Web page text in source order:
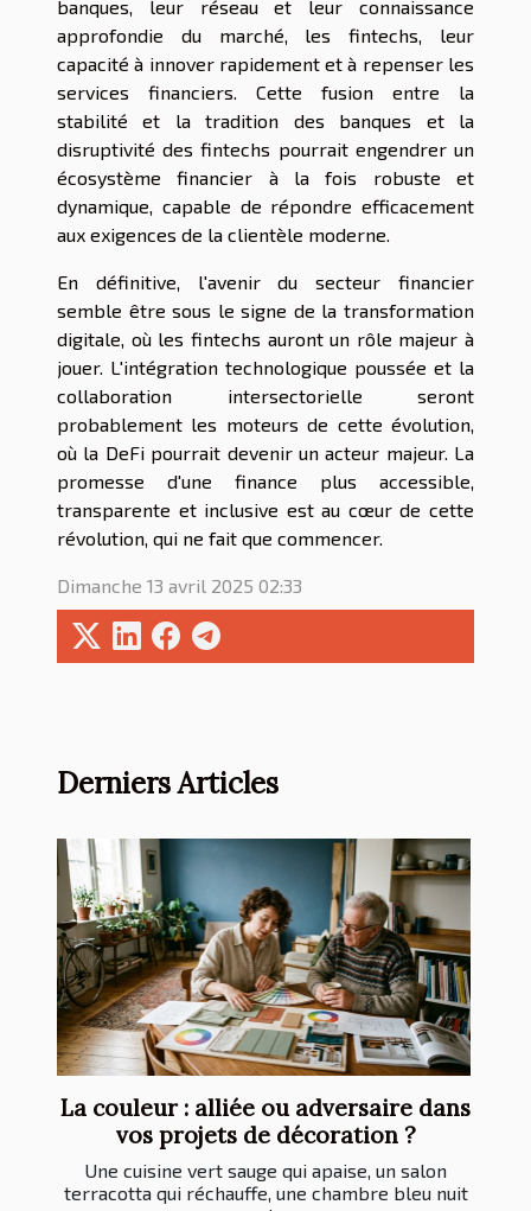
banques, leur réseau et leur connaissance
approfondie du marché, les fintechs, leur
capacité à innover rapidement et à repenser les
services financiers. Cette fusion entre la
stabilité et la tradition des banques et la
disruptivité des fintechs pourrait engendrer un
écosystème financier à la fois robuste et
dynamique, capable de répondre efficacement
aux exigences de la clientèle moderne.
En définitive, l'avenir du secteur financier
semble être sous le signe de la transformation
digitale, où les fintechs auront un rôle majeur à
jouer. L'intégration technologique poussée et la
collaboration intersectorielle seront
probablement les moteurs de cette évolution,
où la DeFi pourrait devenir un acteur majeur. La
promesse d'une finance plus accessible,
transparente et inclusive est au cœur de cette
révolution, qui ne fait que commencer.
Dimanche 13 avril 2025 02:33
Derniers Articles
La couleur : alliée ou adversaire dans
vos projets de décoration ?
Une cuisine vert sauge qui apaise, un salon
terracotta qui réchauffe, une chambre bleu nuit